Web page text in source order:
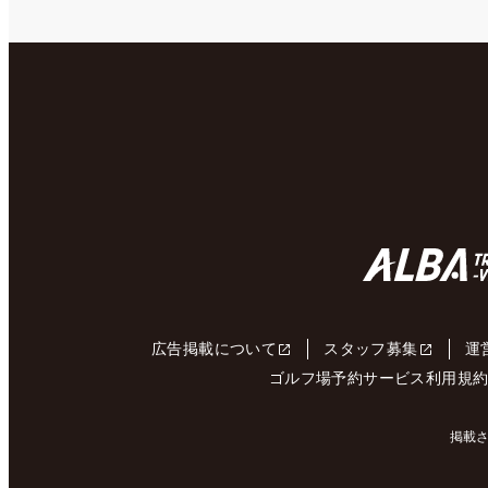
広告掲載について スタッフ募集
運
ゴルフ場予約サービス利用規約
掲載